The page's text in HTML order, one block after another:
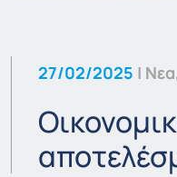
27/02/2025 |